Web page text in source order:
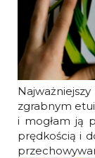
zgrabnym
i mogłam ją
prędkością i